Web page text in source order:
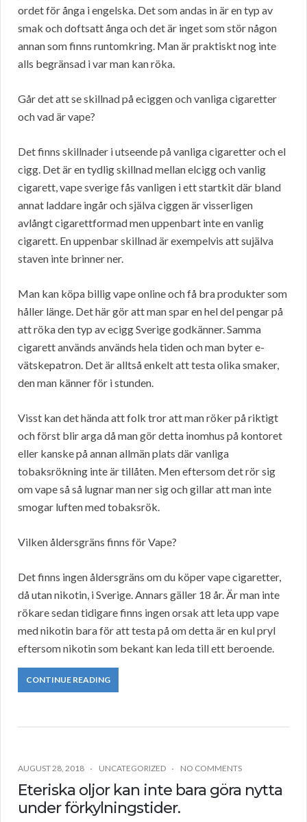
ordet för ånga i engelska. Det som andas in är en typ av
smak och doftsatt ånga och det är inget som stör någon
annan som finns runtomkring. Man är praktiskt nog inte
alls begränsad i var man kan röka.
Går det att se skillnad på eciggen och vanliga cigaretter
och vad är vape?
Det finns skillnader i utseende på vanliga cigaretter och el
cigg. Det är en tydlig skillnad mellan elcigg och vanlig
cigarett, vape sverige fås vanligen i ett startkit där bland
annat laddare ingår och själva ciggen är visserligen
avlångt cigarettformad men uppenbart inte en vanlig
cigarett. En uppenbar skillnad är exempelvis att sujälva
staven inte brinner ner.
Man kan köpa billig vape online och få bra produkter som
håller länge. Det här gör att man spar en hel del pengar på
att röka den typ av ecigg Sverige godkänner. Samma
cigarett används används hela tiden och man byter e-
vätskepatron. Det är alltså enkelt att testa olika smaker,
den man känner för i stunden.
Visst kan det hända att folk tror att man röker på riktigt
och först blir arga då man gör detta inomhus på kontoret
eller kanske på annan allmän plats där vanliga
tobaksrökning inte är tillåten. Men eftersom det rör sig
om vape så så lugnar man ner sig och gillar att man inte
smogar luften med tobaksrök.
Vilken åldersgräns finns för Vape?
Det finns ingen åldersgräns om du köper vape cigaretter,
då utan nikotin, i Sverige. Annars gäller 18 år. Är man inte
rökare sedan tidigare finns ingen orsak att leta upp vape
med nikotin bara för att testa på om detta är en kul pryl
eftersom nikotin som bekant kan leda till ett beroende.
CONTINUE READING
AUGUST 28, 2018 UNCATEGORIZED NO COMMENTS
Eteriska oljor kan inte bara göra nytta
under förkylningstider.